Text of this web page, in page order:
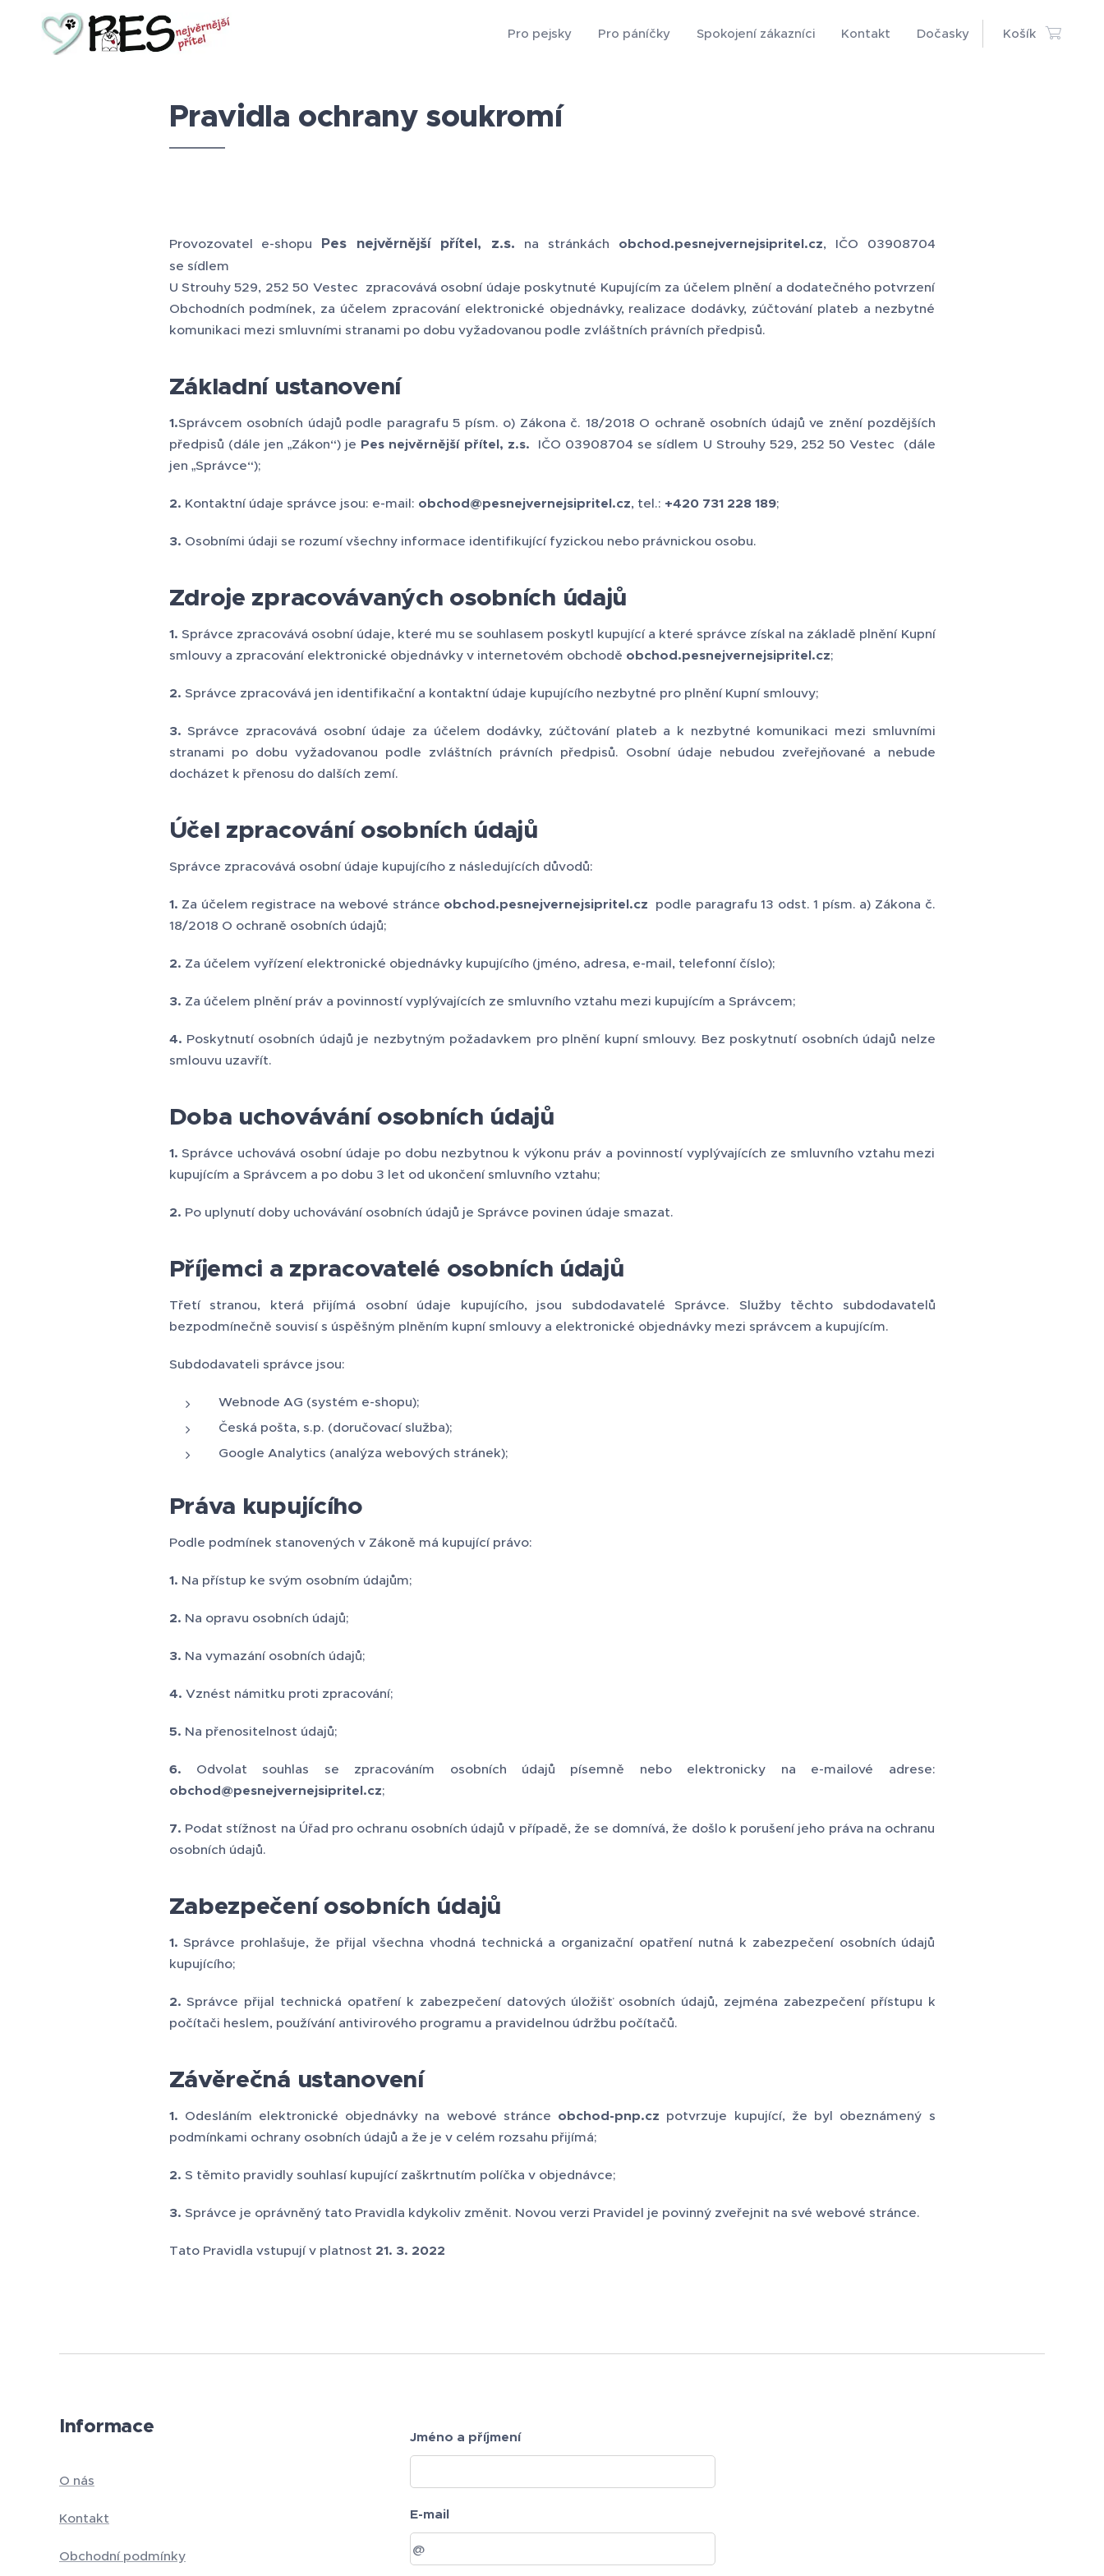
Pro pejsky Pro páníčky Spokojení zákazníci Kontakt Dočasky Košík
Pravidla ochrany soukromí
Provozovatel e-shopu Pes nejvěrnější přítel, z.s. na stránkách obchod.pesnejvernejsipritel.cz, IČO 03908704
se sídlem
U Strouhy 529, 252 50 Vestec zpracovává osobní údaje poskytnuté Kupujícím za účelem plnění a dodatečného potvrzení
Obchodních podmínek, za účelem zpracování elektronické objednávky, realizace dodávky, zúčtování plateb a nezbytné
komunikaci mezi smluvními stranami po dobu vyžadovanou podle zvláštních právních předpisů.
Základní ustanovení
1.Správcem osobních údajů podle paragrafu 5 písm. o) Zákona č. 18/2018 O ochraně osobních údajů ve znění pozdějších
předpisů (dále jen „Zákon“) je Pes nejvěrnější přítel, z.s. IČO 03908704 se sídlem U Strouhy 529, 252 50 Vestec (dále
jen „Správce“);
2. Kontaktní údaje správce jsou: e-mail: obchod@pesnejvernejsipritel.cz, tel.: +420 731 228 189;
3. Osobními údaji se rozumí všechny informace identifikující fyzickou nebo právnickou osobu.
Zdroje zpracovávaných osobních údajů
1. Správce zpracovává osobní údaje, které mu se souhlasem poskytl kupující a které správce získal na základě plnění Kupní
smlouvy a zpracování elektronické objednávky v internetovém obchodě obchod.pesnejvernejsipritel.cz;
2. Správce zpracovává jen identifikační a kontaktní údaje kupujícího nezbytné pro plnění Kupní smlouvy;
3.Správce zpracovává osobní údaje za účelem dodávky, zúčtování plateb a k nezbytné komunikaci mezi smluvními
stranami po dobu vyžadovanou podle zvláštních právních předpisů. Osobní údaje nebudou zveřejňované a nebude
docházet k přenosu do dalších zemí.
Účel zpracování osobních údajů
Správce zpracovává osobní údaje kupujícího z následujících důvodů:
1. Za účelem registrace na webové stránce obchod.pesnejvernejsipritel.cz podle paragrafu 13 odst. 1 písm. a) Zákona č.
18/2018 O ochraně osobních údajů;
2. Za účelem vyřízení elektronické objednávky kupujícího (jméno, adresa, e-mail, telefonní číslo);
3. Za účelem plnění práv a povinností vyplývajících ze smluvního vztahu mezi kupujícím a Správcem;
4. Poskytnutí osobních údajů je nezbytným požadavkem pro plnění kupní smlouvy. Bez poskytnutí osobních údajů nelze
smlouvu uzavřít.
Doba uchovávání osobních údajů
1. Správce uchovává osobní údaje po dobu nezbytnou k výkonu práv a povinností vyplývajících ze smluvního vztahu mezi
kupujícím a Správcem a po dobu 3 let od ukončení smluvního vztahu;
2. Po uplynutí doby uchovávání osobních údajů je Správce povinen údaje smazat.
Příjemci a zpracovatelé osobních údajů
Třetí stranou, která přijímá osobní údaje kupujícího, jsou subdodavatelé Správce. Služby těchto subdodavatelů
bezpodmínečně souvisí s úspěšným plněním kupní smlouvy a elektronické objednávky mezi správcem a kupujícím.
Subdodavateli správce jsou:
Webnode AG (systém e-shopu);
Česká pošta, s.p. (doručovací služba);
Google Analytics (analýza webových stránek);
Práva kupujícího
Podle podmínek stanovených v Zákoně má kupující právo:
1. Na přístup ke svým osobním údajům;
2. Na opravu osobních údajů;
3. Na vymazání osobních údajů;
4. Vznést námitku proti zpracování;
5. Na přenositelnost údajů;
6. Odvolat souhlas se zpracováním osobních údajů písemně nebo elektronicky na e-mailové adrese:
obchod@pesnejvernejsipritel.cz;
7. Podat stížnost na Úřad pro ochranu osobních údajů v případě, že se domnívá, že došlo k porušení jeho práva na ochranu
osobních údajů.
Zabezpečení osobních údajů
1. Správce prohlašuje, že přijal všechna vhodná technická a organizační opatření nutná k zabezpečení osobních údajů
kupujícího;
2.Správce přijal technická opatření k zabezpečení datových úložišť osobních údajů, zejména zabezpečení přístupu k
počítači heslem, používání antivirového programu a pravidelnou údržbu počítačů.
Závěrečná ustanovení
1. Odesláním elektronické objednávky na webové stránce obchod-pnp.cz potvrzuje kupující, že byl obeznámený s
podmínkami ochrany osobních údajů a že je v celém rozsahu přijímá;
2. S těmito pravidly souhlasí kupující zaškrtnutím políčka v objednávce;
3. Správce je oprávněný tato Pravidla kdykoliv změnit. Novou verzi Pravidel je povinný zveřejnit na své webové stránce.
Tato Pravidla vstupují v platnost 21. 3. 2022
Informace
O nás
Kontakt
Obchodní podmínky
Jméno a příjmení
E-mail